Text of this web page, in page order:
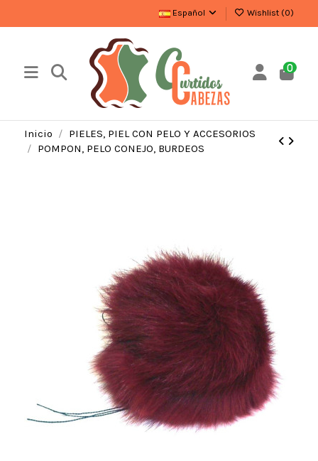
Español Wishlist (0)
0
Inicio
PIELES, PIEL CON PELO Y ACCESORIOS
POMPON, PELO CONEJO, BURDEOS